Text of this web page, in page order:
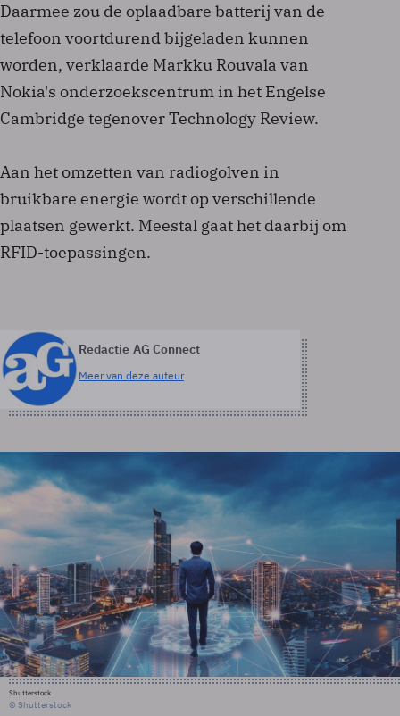
Daarmee zou de oplaadbare batterij van de
telefoon voortdurend bijgeladen kunnen
worden, verklaarde Markku Rouvala van
Nokia's onderzoekscentrum in het Engelse
Cambridge tegenover Technology Review.
Aan het omzetten van radiogolven in
bruikbare energie wordt op verschillende
plaatsen gewerkt. Meestal gaat het daarbij om
RFID-toepassingen.
Redactie AG Connect
Meer van deze auteur
Shutterstock
© Shutterstock